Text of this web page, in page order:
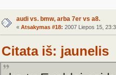
audi vs. bmw, arba 7er vs a8.
« Atsakymas #18: 2007 Liepos 15,
Citata iš: jaunelis